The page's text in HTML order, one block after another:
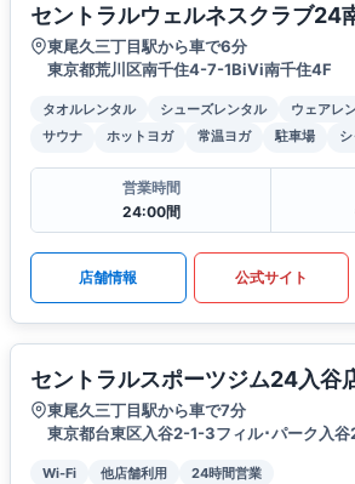
セントラルウェルネスクラブ24
東尾久三丁目駅から車で6分
東京都荒川区南千住4-7-1BiVi南千住4F
タオルレンタル シューズレンタル ウェアレ
サウナ
ホットヨガ 常温ヨガ 駐車場
営業時間
24:00間
店舗情報 公式サイト
セントラルスポーツジム24入谷
東尾久三丁目駅から車で7分
東京都台東区入谷2-1-3フィル･パーク入谷
Wi-Fi 他店舗利用 24時間営業